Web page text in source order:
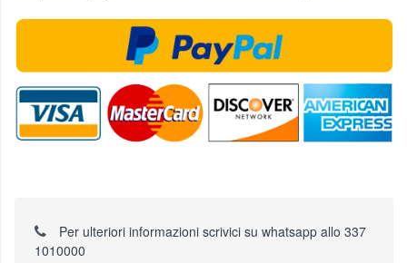
Per ulteriori informazioni scrivici su whatsapp allo 337
1010000